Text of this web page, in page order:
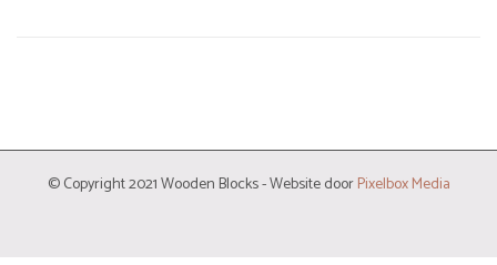
© Copyright 2021 Wooden Blocks - Website doorPixelbox Media